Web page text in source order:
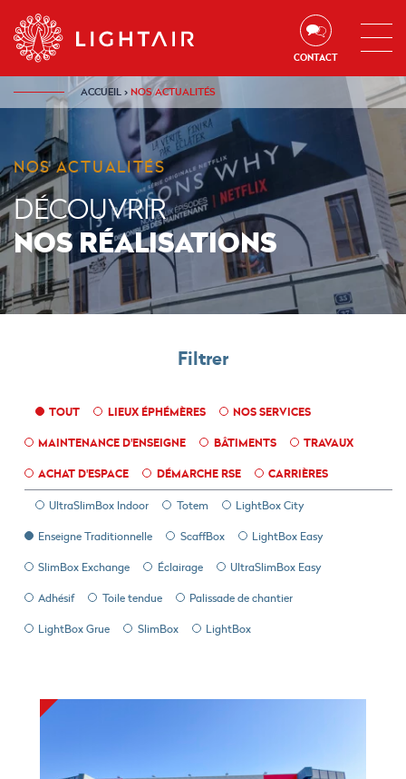
Aller au contenu Aller à la recherche
CONTACT
ACCUEIL›NOS ACTUALITÉS
NOS ACTUALITÉS
DÉCOUVRIR
NOS RÉALISATIONS
Filtrer
TOUT LIEUX ÉPHÉMÈRES
NOS SERVICES
MAINTENANCE D'ENSEIGNE
BÂTIMENTS
TRAVAUX
ACHAT D'ESPACE
DÉMARCHE RSE CARRIÈRES
UltraSlimBox Indoor Totem
LightBox City
Enseigne Traditionnelle
ScaffBox
LightBox Easy
SlimBox Exchange
Éclairage
UltraSlimBox Easy
Adhésif
Toile tendue
Palissade de chantier
LightBox Grue
SlimBox LightBox